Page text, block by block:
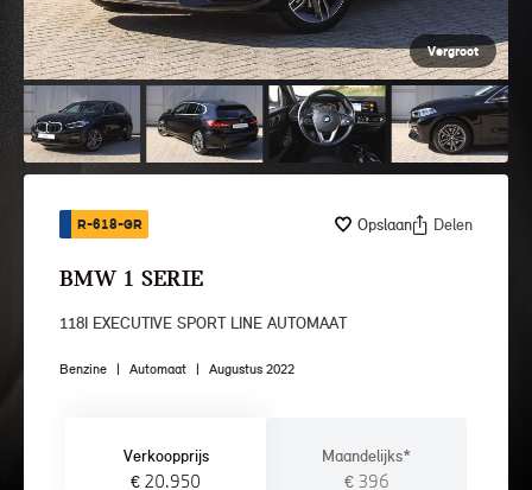
Vergroot
R-618-GR Opslaan Delen
BMW 1 SERIE
118I EXECUTIVE SPORT LINE AUTOMAAT
Benzine | Automaat | Augustus 2022
Verkoopprijs
€ 20.950
Maandelijks*
€ 396